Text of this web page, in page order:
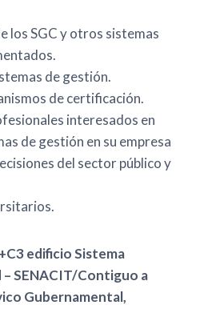
los SGC y otros sistemas
de gestión.
de certificación.
interesados en
de gestión en su empresa
del sector público y
edificio Sistema
– SENACIT/Contiguo a
Gubernamental,